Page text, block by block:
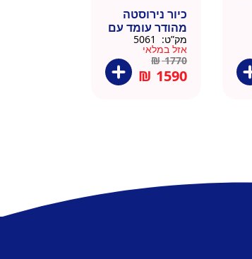
כיור נירוסטה
מהודר עומד עם
פח אשפה
ברצלונה
מק”ט:
אזל במלאי
₪1770
₪ 1590